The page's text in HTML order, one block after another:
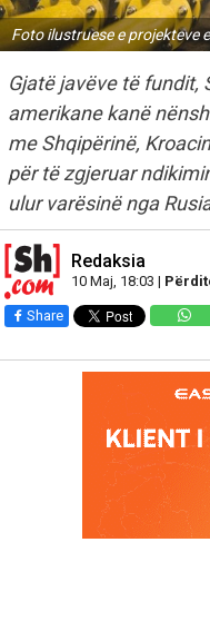
Foto ilustruese e projekteve
Gjatë javëve të fundit,
amerikane kanë
me Shqipërinë,
për të zgjeruar
ulur varësinë nga
Redaksia
10 Maj, 18:03 |
Share